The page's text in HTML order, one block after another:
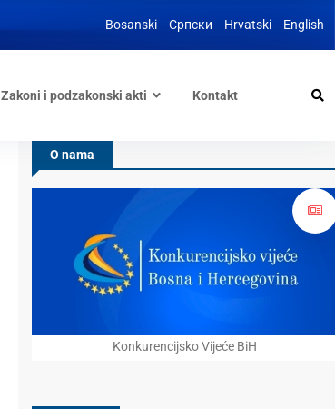
Bosanski Српски Hrvatski English
Zakoni i podzakonski akti Kontakt
O nama
Konkurencijsko Vijeće BiH